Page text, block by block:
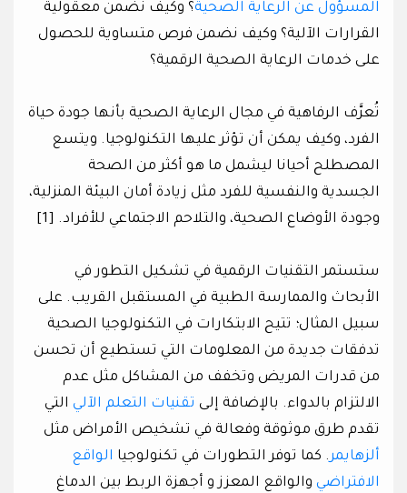
المسؤول عن الرعاية الصحية؟ وكيف نضمن معقولية
القرارات الآلية؟ وكيف نضمن فرص متساوية للحصول
على خدمات الرعاية الصحية الرقمية؟
تُعرَّف الرفاهية في مجال الرعاية الصحية بأنها جودة حياة
الفرد، وكيف يمكن أن تؤثر عليها التكنولوجيا. ويتسع
المصطلح أحيانا ليشمل ما هو أكثر من الصحة
الجسدية والنفسية للفرد مثل زيادة أمان البيئة المنزلية،
وجودة الأوضاع الصحية، والتلاحم الاجتماعي للأفراد. [1]
ستستمر التقنيات الرقمية في تشكيل التطور في
الأبحاث والممارسة الطبية في المستقبل القريب. على
سبيل المثال؛ تتيح الابتكارات في التكنولوجيا الصحية
تدفقات جديدة من المعلومات التي تستطيع أن تحسن
من قدرات المريض وتخفف من المشاكل مثل عدم
الالتزام بالدواء. بالإضافة إلى تقنيات التعلم الآلي التي
تقدم طرق موثوقة وفعالة في تشخيص الأمراض مثل
ألزهايمر. كما توفر التطورات في تكنولوجيا الواقع
الافتراضي والواقع المعزز و أجهزة الربط بين الدماغ